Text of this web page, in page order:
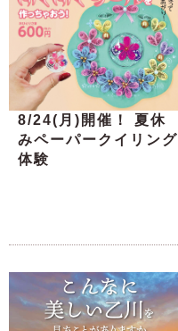
8/24(月)開催！ 夏休
みペーパークイリング
体験